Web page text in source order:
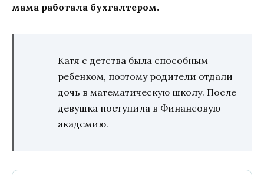
мама работала бухгалтером.
Катя с детства была способным
ребенком, поэтому родители отдали
дочь в математическую школу. После
девушка поступила в Финансовую
академию.